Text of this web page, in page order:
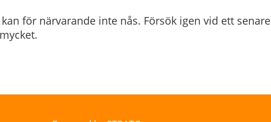
för närvarande inte nås. Försök igen vid ett senare